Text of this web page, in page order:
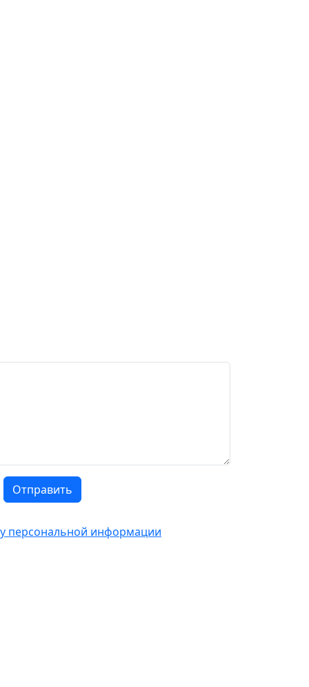
Отправить
персональной информации